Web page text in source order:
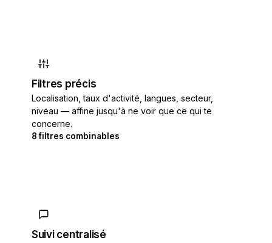
Filtres précis
Localisation, taux d'activité, langues, secteur,
niveau — affine jusqu'à ne voir que ce qui te
concerne.
8 filtres combinables
Suivi centralisé